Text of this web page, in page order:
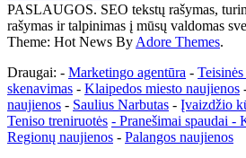
PASLAUGOS. SEO tekstų rašymas,
rašymas ir talpinimas į mūsų valdomas
Theme: Hot News By Adore Themes.
Draugai: - Marketingo agentūra -
skenavimas - Klaipedos miesto naujienos
naujienos - Saulius Narbutas - Įvaizdžio
Teniso treniruotės - Pranešimai spaudai -
Regionų naujienos - Palangos naujienos